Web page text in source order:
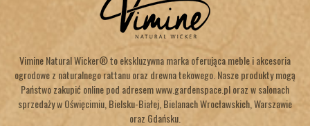
Vimine Natural Wicker® to ekskluzywna marka oferująca meble i akcesoria
ogrodowe z naturalnego rattanu oraz drewna tekowego. Nasze produkty mogą
Państwo zakupić online pod adresem www.gardenspace.pl oraz w salonach
sprzedaży w Oświęcimiu, Bielsku-Białej, Bielanach Wrocławskich, Warszawie
oraz Gdańsku.